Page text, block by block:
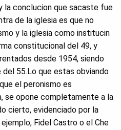
la conclucion que sacaste fue
de la iglesia es que no
y la iglesia como institucin
constitucional del 49, y
desde 1954, siendo
55.Lo que estas obviando
el peronismo es
se opone completamente a la
cierto, evidenciado por la
Fidel Castro o el Che